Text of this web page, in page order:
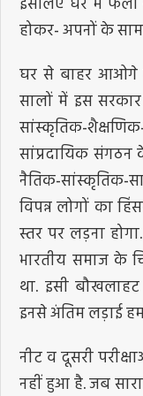
होकर- अपनों के
घर से बाहर आओगे
सालों में इस सरकार
सांस्कृतिक-
सांप्रदायिक
नैतिक-सांस्कृतिक-
विपन्न लोगों का
स्तर पर लड़ना
भारतीय समाज के
था. इसी
इनसे अंतिम लड़ाई
नीट व दूसरी
नहीं हुआ है. जब